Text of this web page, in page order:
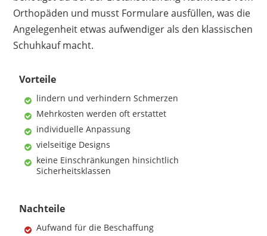
Orthopäden und musst Formulare ausfüllen, was die
Angelegenheit etwas aufwendiger als den klassischen
Schuhkauf macht.
Vorteile
lindern und verhindern Schmerzen
Mehrkosten werden oft erstattet
individuelle Anpassung
vielseitige Designs
keine Einschränkungen hinsichtlich
Sicherheitsklassen
Nachteile
Aufwand für die Beschaffung